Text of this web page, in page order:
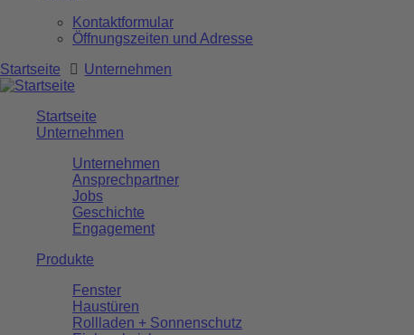
Kontaktformular
Öffnungszeiten und Adresse
Startseite
Unternehmen
Startseite
Unternehmen
Unternehmen
Ansprechpartner
Jobs
Geschichte
Engagement
Produkte
Fenster
Haustüren
Rollladen + Sonnenschutz